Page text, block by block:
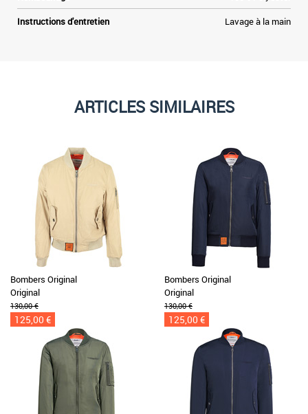
Instructions d'entretien Lavage à la main
ARTICLES SIMILAIRES
Bombers Original
Original
130,00 €
125,00 €
Bombers Original
Original
130,00 €
125,00 €